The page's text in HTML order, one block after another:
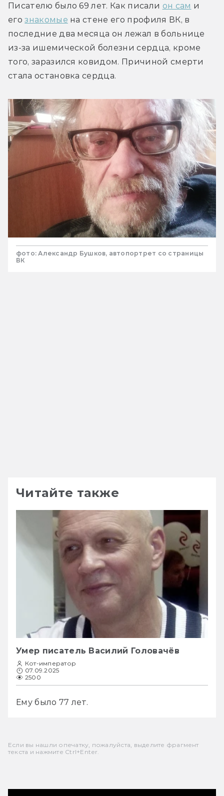
Писателю было 69 лет. Как писали он сам и
его знакомые на стене его профиля ВК, в
последние два месяца он лежал в больнице
из-за ишемической болезни сердца, кроме
того, заразился ковидом. Причиной смерти
фото: Александр Бушков, автопортрет со страницы
ВК
Читайте также
Умер писатель Василий Головачёв
Кот-император
07.09.2025
2500
Ему было 77 лет.
Если вы нашли опечатку, пожалуйста, выделите фрагмент
текста и нажмите Ctrl+Enter.